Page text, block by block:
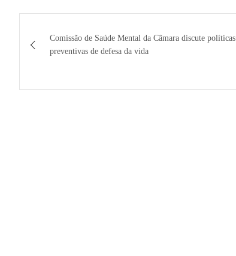
de
Comissão de Saúde Mental da Câmara discute políticas
preventivas de defesa da vida